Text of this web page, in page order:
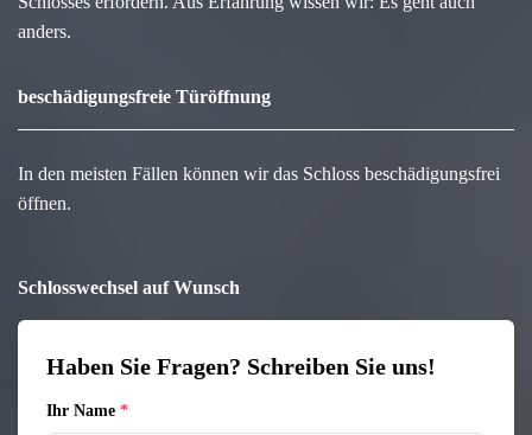
anders.
beschädigungsfreie Türöffnung
In den meisten Fällen können wir das Schloss beschädigungsfrei
öffnen.
Schlosswechsel auf Wunsch
Haben Sie Fragen? Schreiben Sie uns!
Ihr Name